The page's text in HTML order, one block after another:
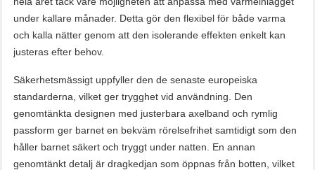
under kallare månader. Detta gör den flexibel för både varma
och kalla nätter genom att den isolerande effekten enkelt kan
justeras efter behov.
Säkerhetsmässigt uppfyller den de senaste europeiska
standarderna, vilket ger trygghet vid användning. Den
genomtänkta designen med justerbara axelband och rymlig
passform ger barnet en bekväm rörelsefrihet samtidigt som den
håller barnet säkert och tryggt under natten. En annan
genomtänkt detalj är dragkedjan som öppnas från botten, vilket